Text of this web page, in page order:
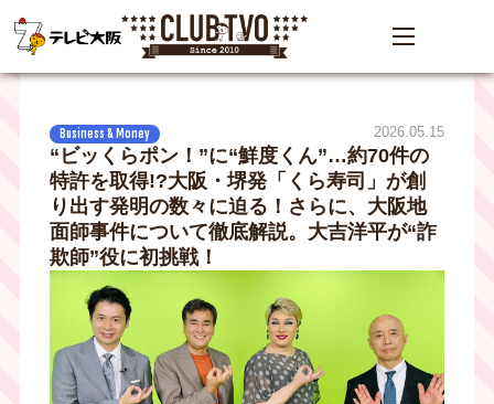
Business & Money 2026.05.15
“ビッくらポン！”に“鮮度くん”…約70件の
特許を取得!?大阪・堺発「くら寿司」が創
り出す発明の数々に迫る！さらに、大阪地
面師事件について徹底解説。大吉洋平が“詐
欺師”役に初挑戦！